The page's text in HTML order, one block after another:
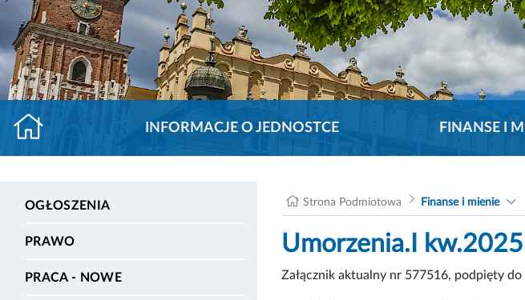
INFORMACJE O JEDNOSTCE FINANSE I
OGŁOSZENIA
PRAWO
PRACA - NOWE
Strona Podmiotowa Finanse i mienie
Umorzenia.I kw.2025
Załącznik aktualny nr 577516, podpięty